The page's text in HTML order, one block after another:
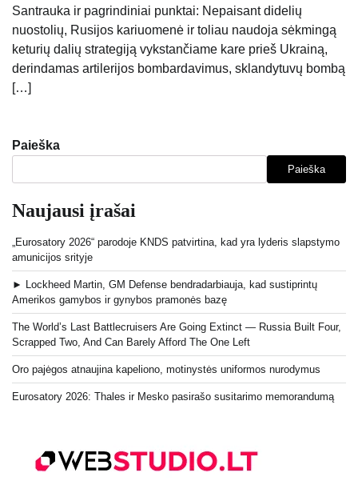
Santrauka ir pagrindiniai punktai: Nepaisant didelių
nuostolių, Rusijos kariuomenė ir toliau naudoja sėkmingą
keturių dalių strategiją vykstančiame kare prieš Ukrainą,
derindamas artilerijos bombardavimus, sklandytuvų bombą
[…]
Paieška
Paieška
Naujausi įrašai
„Eurosatory 2026“ parodoje KNDS patvirtina, kad yra lyderis slapstymo
amunicijos srityje
► Lockheed Martin, GM Defense bendradarbiauja, kad sustiprintų
Amerikos gamybos ir gynybos pramonės bazę
The World’s Last Battlecruisers Are Going Extinct — Russia Built Four,
Scrapped Two, And Can Barely Afford The One Left
Oro pajėgos atnaujina kapeliono, motinystės uniformos nurodymus
Eurosatory 2026: Thales ir Mesko pasirašo susitarimo memorandumą